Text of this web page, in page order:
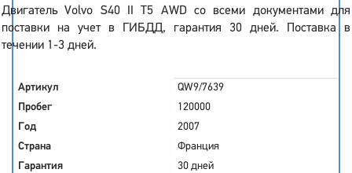
Двигатель Volvo S40 II T5 AWD со всеми документами для
поставки на учет в ГИБДД, гарантия 30 дней. Поставка в
течении 1-3 дней.
Артикул
QW9/7639
Пробег
120000
Год
2007
Страна
Франция
Гарантия
30 дней